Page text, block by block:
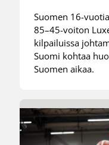
Suomen 16-
85–45-voiton
kilpailuissa
Suomi kohtaa
Suomen aikaa.